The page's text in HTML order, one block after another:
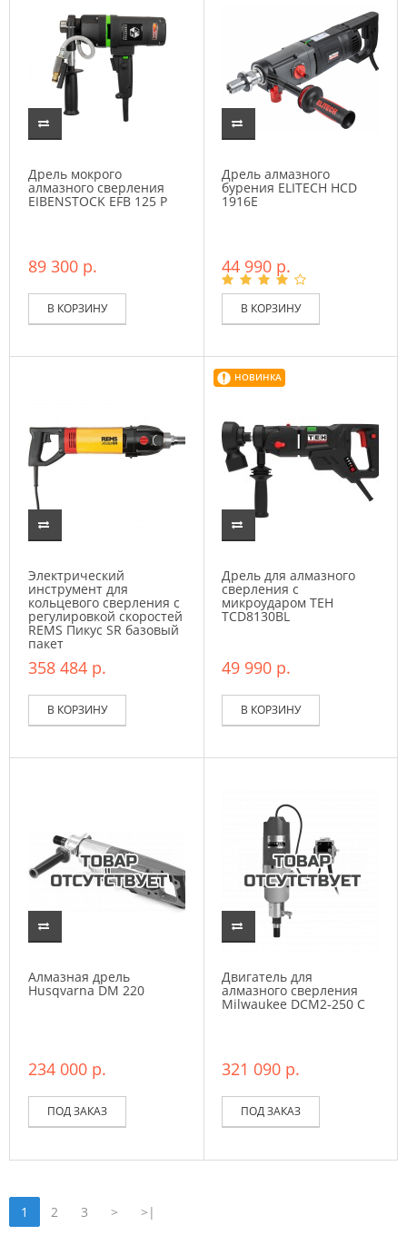
Дрель мокрого
алмазного сверления
EIBENSTOCK EFB 125 P
89 300 р.
В КОРЗИНУ
Дрель алмазного
бурения ELITECH HCD
1916E
44 990 р.
В КОРЗИНУ
Электрический
инструмент для
кольцевого сверления с
регулировкой скоростей
REMS Пикус SR базовый
пакет
358 484 р.
В КОРЗИНУ
НОВИНКА
Дрель для алмазного
сверления с
микроударом TEH
TCD8130BL
49 990 р.
В КОРЗИНУ
Алмазная дрель
Husqvarna DM 220
234 000 р.
ПОД ЗАКАЗ
Двигатель для
алмазного сверления
Milwaukee DCM2-250 C
321 090 р.
ПОД ЗАКАЗ
1 2 3 > >|